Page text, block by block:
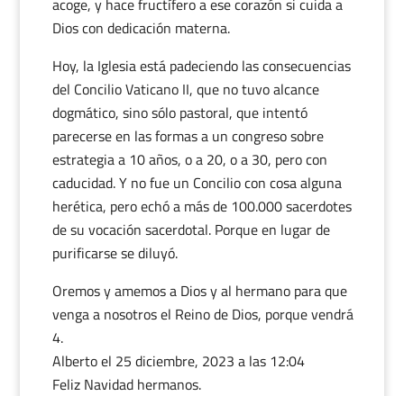
acoge, y hace fructífero a ese corazón si cuida a
Dios con dedicación materna.
Hoy, la Iglesia está padeciendo las consecuencias
del Concilio Vaticano II, que no tuvo alcance
dogmático, sino sólo pastoral, que intentó
parecerse en las formas a un congreso sobre
estrategia a 10 años, o a 20, o a 30, pero con
caducidad. Y no fue un Concilio con cosa alguna
herética, pero echó a más de 100.000 sacerdotes
de su vocación sacerdotal. Porque en lugar de
purificarse se diluyó.
Oremos y amemos a Dios y al hermano para que
venga a nosotros el Reino de Dios, porque vendrá
Albertoel 25 diciembre, 2023 a las 12:04
Feliz Navidad hermanos.